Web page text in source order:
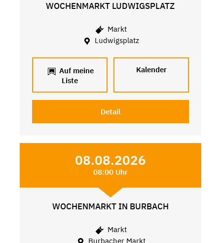
WOCHENMARKT LUDWIGSPLATZ
Markt
Ludwigsplatz
Auf meine
Liste
Kalender
Detail
08.08.2026
08:00 Uhr
WOCHENMARKT IN BURBACH
Markt
Burbacher Markt